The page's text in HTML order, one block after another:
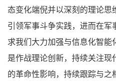
态变化端倪并以深刻的理论
引领军事斗争实践，进而在
求我们大力加强与信息化智
是作战理论创新，持续关注
的革命性影响，持续跟踪与